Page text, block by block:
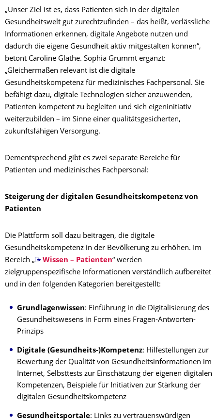
„Unser Ziel ist es, dass Patienten sich in der digitalen
Gesundheitswelt gut zurechtzufinden – das heißt, verlässliche
Informationen erkennen, digitale Angebote nutzen und
dadurch die eigene Gesundheit aktiv mitgestalten können“,
betont Caroline Glathe. Sophia Grummt ergänzt:
„Gleichermaßen relevant ist die digitale
Gesundheitskompetenz für medizinisches Fachpersonal. Sie
befähigt dazu, digitale Technologien sicher anzuwenden,
Patienten kompetent zu begleiten und sich eigeninitiativ
weiterzubilden – im Sinne einer qualitätsgesicherten,
zukunftsfähigen Versorgung.
Dementsprechend gibt es zwei separate Bereiche für
Patienten und medizinisches Fachpersonal:
Steigerung der digitalen Gesundheitskompetenz von
Patienten
Die Plattform soll dazu beitragen, die digitale
Gesundheitskompetenz in der Bevölkerung zu erhöhen. Im
Bereich „
Wissen – Patienten“ werden
zielgruppenspezifische Informationen verständlich aufbereitet
und in den folgenden Kategorien bereitgestellt:
Grundlagenwissen: Einführung in die Digitalisierung des
Gesundheitswesens in Form eines Fragen-Antworten-
Prinzips
Digitale (Gesundheits-)Kompetenz: Hilfestellungen zur
Bewertung der Qualität von Gesundheitsinformationen im
Internet, Selbsttests zur Einschätzung der eigenen digitalen
Kompetenzen, Beispiele für Initiativen zur Stärkung der
digitalen Gesundheitskompetenz
Gesundheitsportale: Links zu vertrauenswürdigen